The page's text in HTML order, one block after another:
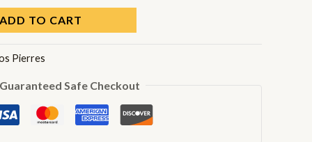
TO CART
Pierres
Guaranteed Safe Checkout